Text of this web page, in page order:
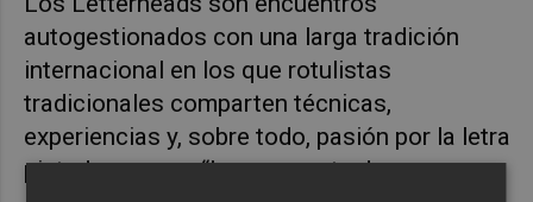
autogestionados con una larga tradición
internacional en los que rotulistas
tradicionales comparten técnicas,
experiencias y, sobre todo, pasión por la letra
pintada a mano. “La propuesta de